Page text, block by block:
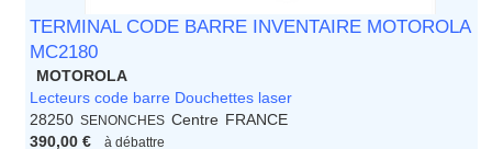
TERMINAL CODE BARRE INVENTAIRE MOTOROLA
MC2180
MOTOROLA
Lecteurs code barre Douchettes laser
28250 SENONCHES Centre FRANCE
390,00 €
à débattre